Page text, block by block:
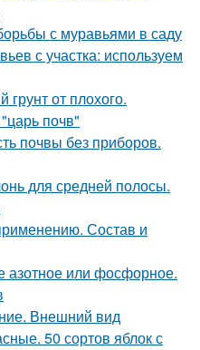
с муравьями в саду
с участка: используем
грунт от плохого.
почв"
почвы без приборов.
для средней полосы.
Состав и
азотное или фосфорное.
Внешний вид
50 сортов яблок с